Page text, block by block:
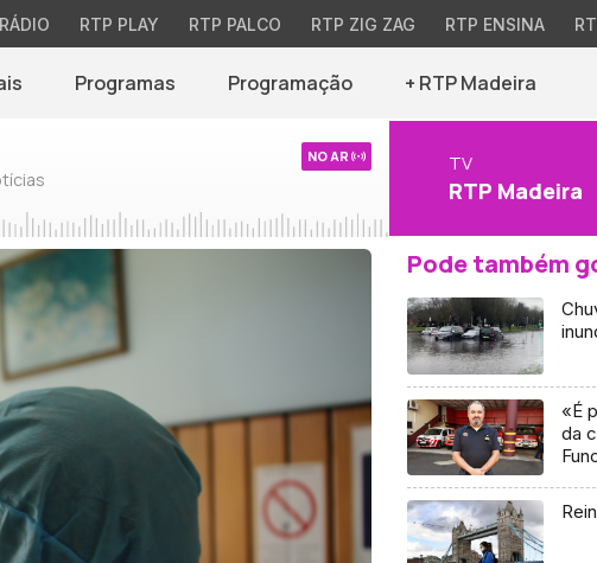
RÁDIO RTP PLAY RTP PALCO RTP ZIG ZAG RTP ENSINA
Programas Programação + RTP Madeira
NO AR TV
RTP Madeira
Pode também
«É
da